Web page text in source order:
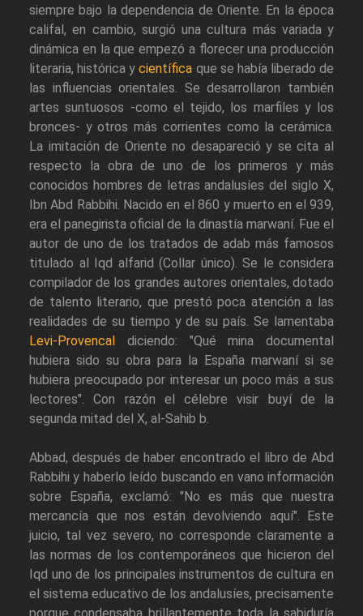
siempre bajo la dependencia de Oriente. En la época
califal, en cambio, surgió una cultura más variada y
dinámica en la que empezó a florecer una producción
literaria, histórica ycientífica que se había liberado de
las influencias orientales. Se desarrollaron también
artes suntuosos -como el tejido, los marfiles y los
bronces- y otros más corrientes como la cerámica.
La imitación de Oriente no desapareció y se cita al
respecto la obra de uno de los primeros y más
conocidos hombres de letras andalusíes del siglo X,
Ibn Abd Rabbihi. Nacido en el 860 y muerto en el 939,
era el panegirista oficial de la dinastía marwaní. Fue el
autor de uno de los tratados de adab más famosos
titulado al Iqd alfarid (Collar único). Se le considera
compilador de los grandes autores orientales, dotado
de talento literario, que prestó poca atención a las
realidades de su tiempo y de su país. Se lamentaba
Levi-Provencal
diciendo: "Qué mina documental
hubiera sido su obra para la España marwaní si se
hubiera preocupado por interesar un poco más a sus
lectores". Con razón el célebre visir buyí de la
segunda mitad del X, al-Sahib b.
Abbad, después de haber encontrado el libro de Abd
Rabbihi y haberlo leído buscando en vano información
sobre España, exclamó: "No es más que nuestra
mercancía que nos están devolviendo aquí". Este
juicio, tal vez severo, no corresponde claramente a
las normas de los contemporáneos que hicieron del
Iqd uno de los principales instrumentos de cultura en
el sistema educativo de los andalusíes, precisamente